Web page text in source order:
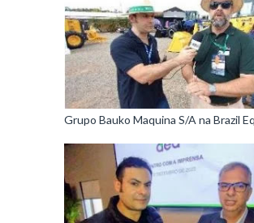
Grupo Bauko Maquina S/A na Brazil